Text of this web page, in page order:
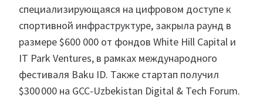
специализирующаяся на цифровом доступе к
спортивной инфраструктуре, закрыла раунд в
размере $600 000 от фондов White Hill Capital и
IT Park Ventures, в рамках международного
фестиваля Baku ID. Также стартап получил
$300 000 на GCC-Uzbekistan Digital & Tech Forum.